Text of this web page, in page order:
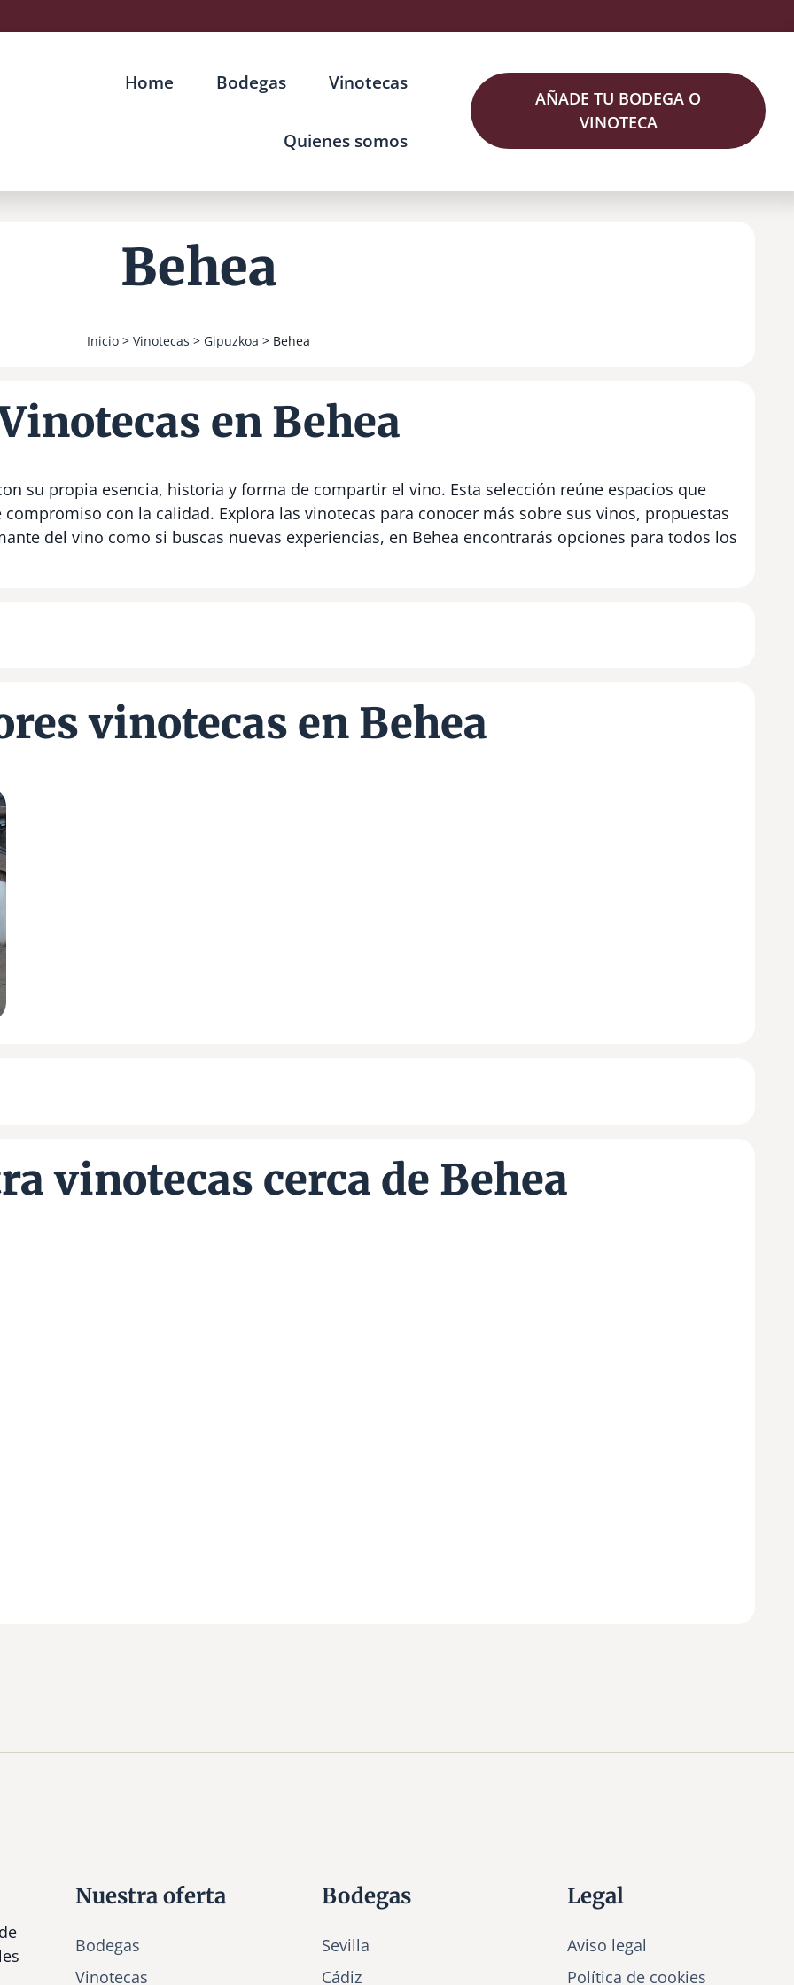
Home Bodegas Vinotecas
Quienes somos
AÑADE TU BODEGA O
VINOTECA
Behea
Inicio > Vinotecas > Gipuzkoa > Behea
en Behea
su propia esencia, historia y forma de compartir el vino. Esta selección reúne espacios que
con la calidad. Explora las vinotecas para conocer más sobre sus vinos, propuestas
del vino como si buscas nuevas experiencias, en Behea encontrarás opciones para todos los
vinotecas en Behea
vinotecas cerca de Behea
Nuestra oferta
Bodegas
Vinotecas
Bodegas
Sevilla
Cádiz
Legal
Aviso legal
Política de cookies